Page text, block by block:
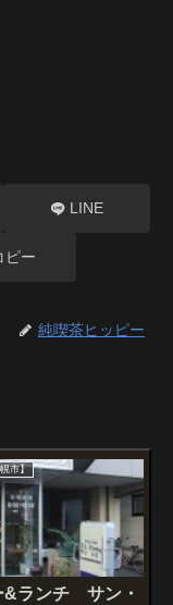
LINE
ピー
純喫茶ヒッピー
市】
&ランチ サン・